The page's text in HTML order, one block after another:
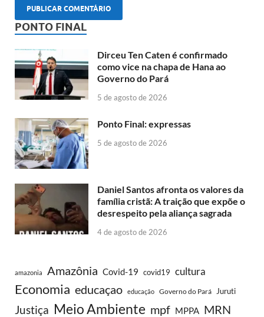
PONTO FINAL
Dirceu Ten Caten é confirmado
como vice na chapa de Hana ao
Governo do Pará
5 de agosto de 2026
Ponto Final: expressas
5 de agosto de 2026
Daniel Santos afronta os valores da
família cristã: A traição que expõe o
desrespeito pela aliança sagrada
4 de agosto de 2026
amazonia Amazônia Covid-19 covid19 cultura
Economia educaçao educação Governo do Pará Juruti
Justiça Meio Ambiente mpf MPPA MRN